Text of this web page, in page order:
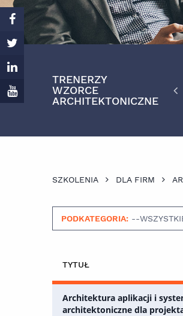
TRENERZY
WZORCE
ARCHITEKTONICZNE
JACEK
MILEWSKI
SZKOLENIA DLA FIRM
PODKATEGORIA: --
TYTUŁ
Architektura aplikacji i
architektoniczne dla